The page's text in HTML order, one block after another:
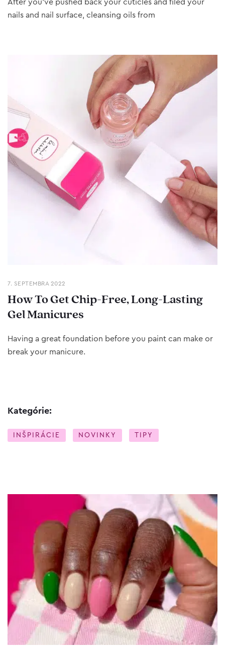
After you’ve pushed back your cuticles and filed your
nails and nail surface, cleansing oils from
7. SEPTEMBRA 2022
How To Get Chip-Free, Long-Lasting
Gel Manicures
Having a great foundation before you paint can make or
break your manicure.
Kategórie:
INŠPIRÁCIE NOVINKY TIPY